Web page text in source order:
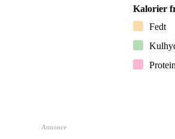
Kalorier
Fedt
Protein
Annonce